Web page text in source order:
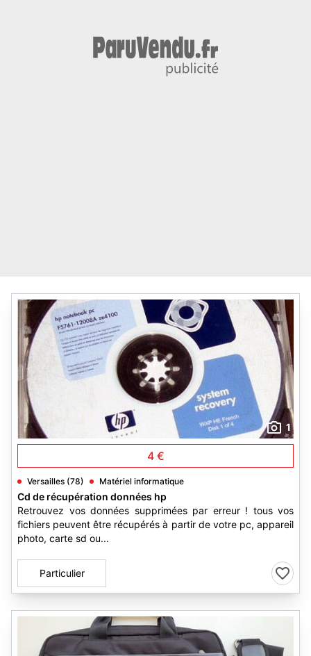
1
4 €
Versailles (78) Matériel informatique
Cd de récupération données hp
Retrouvez vos données supprimées par erreur ! tous vos
fichiers peuvent être récupérés à partir de votre pc, appareil
photo, carte sd ou...
Particulier